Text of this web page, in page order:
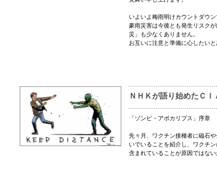
いよいよ梅雨明けカウントダウ
豪雨災害は今後とも発生リスク
災」も少なくありません。
お互いに注意と準備に心したい
ＮＨＫが語り始めたＣ
「ゾンビ・アポカリプス」序章
先々月、ワクチン接種者に磁石
いでいることを紹介し、ワクチ
含まれていることが原因ではな